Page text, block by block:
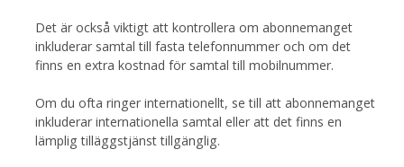
Det är också viktigt att kontrollera om abonnemanget
inkluderar samtal till fasta telefonnummer och om det
finns en extra kostnad för samtal till mobilnummer.
Om du ofta ringer internationellt, se till att abonnemanget
inkluderar internationella samtal eller att det finns en
lämplig tilläggstjänst tillgänglig.